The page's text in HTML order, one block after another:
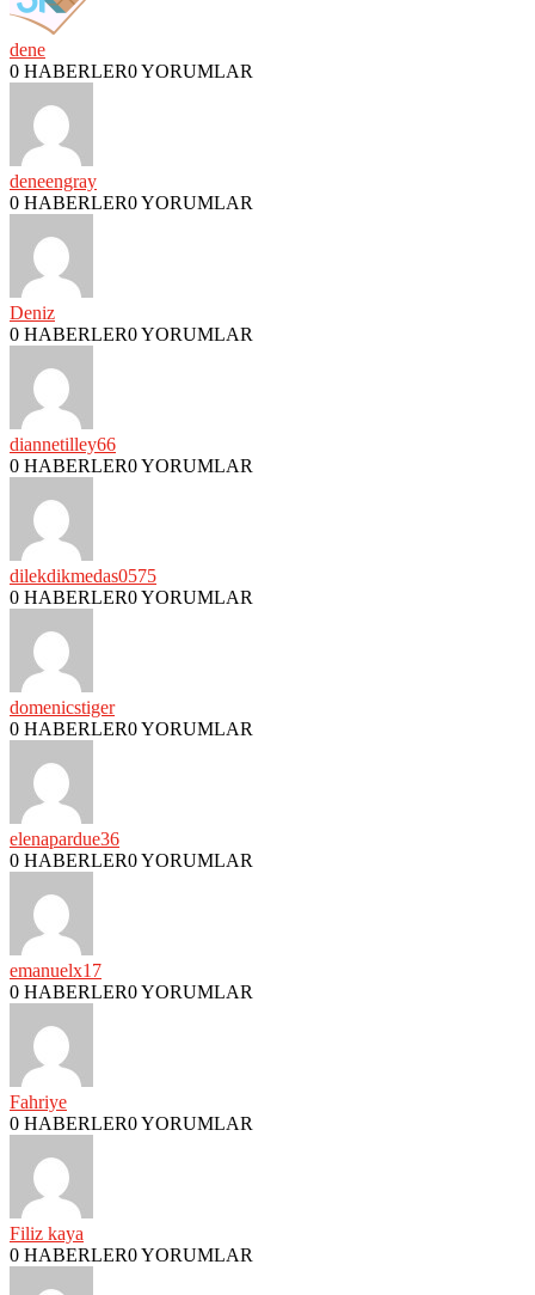
dene
0 HABERLER0 YORUMLAR
deneengray
0 HABERLER0 YORUMLAR
Deniz
0 HABERLER0 YORUMLAR
diannetilley66
0 HABERLER0 YORUMLAR
dilekdikmedas0575
0 HABERLER0 YORUMLAR
domenicstiger
0 HABERLER0 YORUMLAR
elenapardue36
0 HABERLER0 YORUMLAR
emanuelx17
0 HABERLER0 YORUMLAR
Fahriye
0 HABERLER0 YORUMLAR
Filiz kaya
0 HABERLER0 YORUMLAR